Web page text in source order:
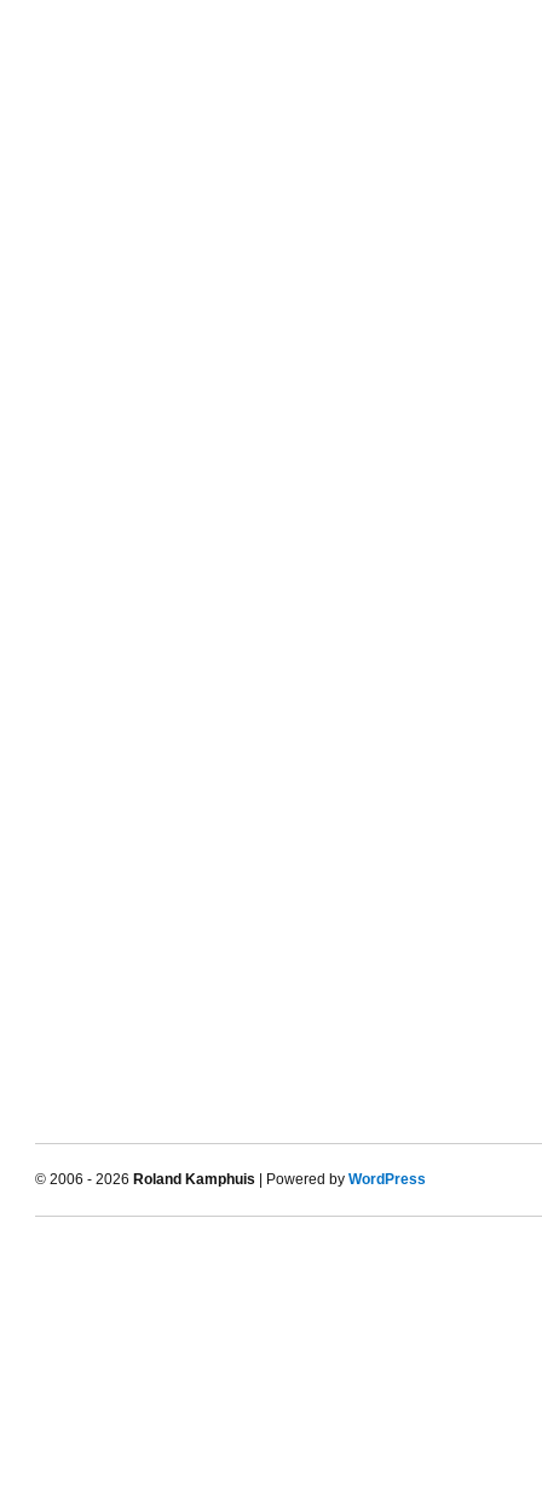
© 2006 - 2026 Roland Kamphuis | Powered by WordPress